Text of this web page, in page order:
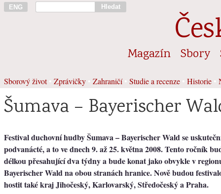
ENG Hledat
Magazín Sbory
Sborový život• Zprávičky Zahraničí• Studie a recenze Historie
Šumava – Bayerischer
Festival duchovní hudby Šumava – Bayerischer Wald se
podvanácté, a to ve dnech 9. až 25. května 2008. Tento ročník
délkou přesahující dva týdny a bude konat jako obvykle v
Bayerischer Wald na obou stranách hranice. Nově budou
hostit také kraj Jihočeský, Karlovarský, Středočeský a Praha.